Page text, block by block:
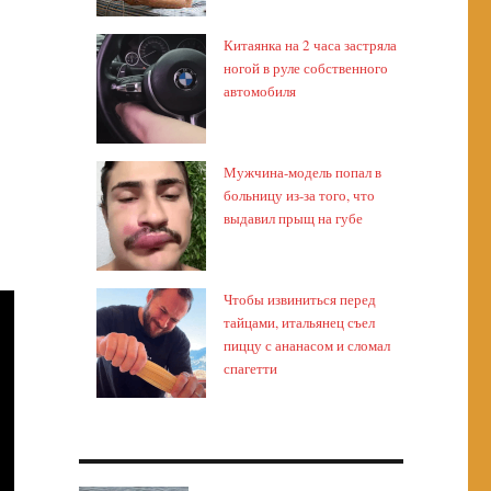
Китаянка на 2 часа застряла
ногой в руле собственного
автомобиля
Мужчина-модель попал в
больницу из-за того, что
выдавил прыщ на губе
Чтобы извиниться перед
тайцами, итальянец съел
пиццу с ананасом и сломал
спагетти